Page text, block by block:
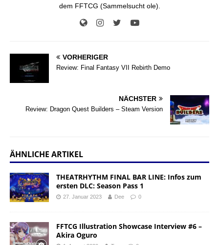
dem FFTCG (Sammelsucht ole).
VORHERIGER
Review: Final Fantasy VII Rebirth Demo
NÄCHSTER
Review: Dragon Quest Builders – Steam Version
ÄHNLICHE ARTIKEL
THEATRHYTHM FINAL BAR LINE: Infos zum
ersten DLC: Season Pass 1
27. Januar 2023 Dee 0
FFTCG Illustration Showcase Interview #6 –
Akira Oguro